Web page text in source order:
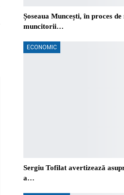
Șoseaua Muncești, în proces
muncitorii…
ECONOMIC
Sergiu Tofilat avertizează
a…